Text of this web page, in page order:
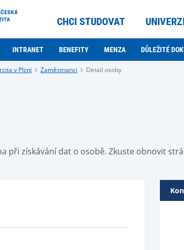
CHCI STUDOVAT
INTRANET BENEFITY MENZA DŮLEŽITÉ
v Plzni Zaměstnanci Detail osoby
při získávání dat o osobě. Zkuste obnovit